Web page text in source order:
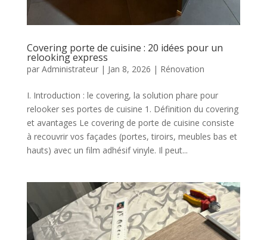
Covering porte de cuisine : 20 idées pour un
relooking express
par Administrateur| Jan 8, 2026 | Rénovation
I. Introduction : le covering, la solution phare pour
relooker ses portes de cuisine 1. Définition du covering
et avantages Le covering de porte de cuisine consiste
à recouvrir vos façades (portes, tiroirs, meubles bas et
hauts) avec un film adhésif vinyle. Il peut...